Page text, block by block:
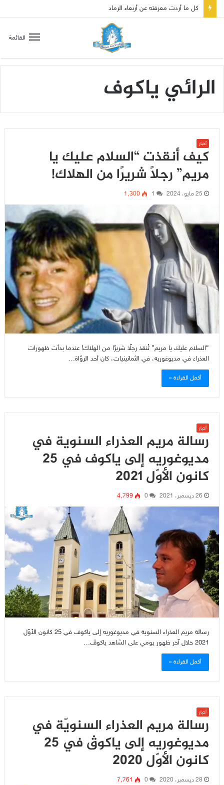
صلاة إلى مريم سلطانة السلام لتهدئة الغضب الإلهي
القائمة
الرائي ياكوف
أخبار
كيف أنقذت “السلام عليك يا
مريم” رجلًا شريرًا من الهلاك!
25 مايو، 2024 1 1٬300
“السلام عليك يا مريم” تُنقذ رجلًا شريرًا من الهلاك! عندما بدأت ظهورات
العذراء في مديوغوريه، في الثمانينيات، كان أحد الرؤاة…
أكمل القراءة »
أخبار
رسالة مريم العذراء السنوية في
مديوغوريه إلى ياكوف في 25
كانون الأوّل 2021
26 ديسمبر، 2021 0 4٬799
رسالة مريم العذراء السنوية في مديوغوريه إلى ياكوف في 25 كانون الأوّل
2021 خلال آخر ظهور يومي على الشاهد ياكوﭪ…
أكمل القراءة »
أخبار
رسالة مريم العذراء السنويّة في
مديوغوريه إلى ياكوﭪ في 25
كانون الأوّل 2020
28 ديسمبر، 2020 0 7٬761